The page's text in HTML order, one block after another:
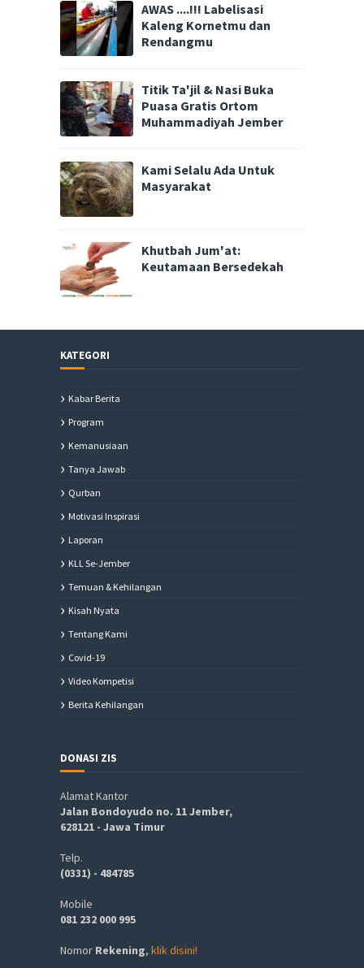
AWAS ....!!! Labelisasi
Kaleng Kornetmu dan
Rendangmu
Titik Ta'jil & Nasi Buka
Puasa Gratis Ortom
Muhammadiyah Jember
Kami Selalu Ada Untuk
Masyarakat
Khutbah Jum'at:
Keutamaan Bersedekah
KATEGORI
Kabar Berita
Program
Kemanusiaan
Tanya Jawab
Qurban
Motivasi Inspirasi
Laporan
KLL Se-Jember
Temuan & Kehilangan
Kisah Nyata
Tentang Kami
Covid-19
Video Kompetisi
Berita Kehilangan
DONASI ZIS
Alamat Kantor
Jalan Bondoyudo no. 11 Jember,
628121 - Jawa Timur
Telp.
(0331) - 484785
Mobile
081 232 000 995
Nomor Rekening, klik disini!